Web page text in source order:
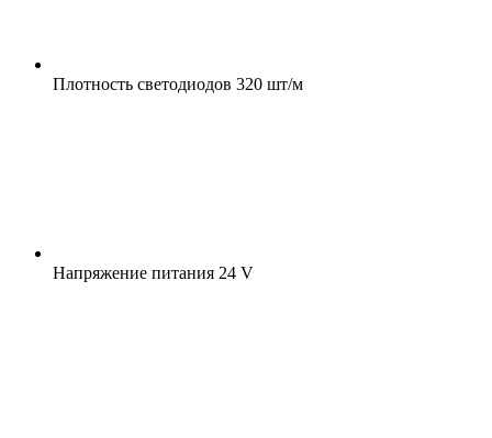
Плотность светодиодов 320 шт/м
Напряжение питания 24 V